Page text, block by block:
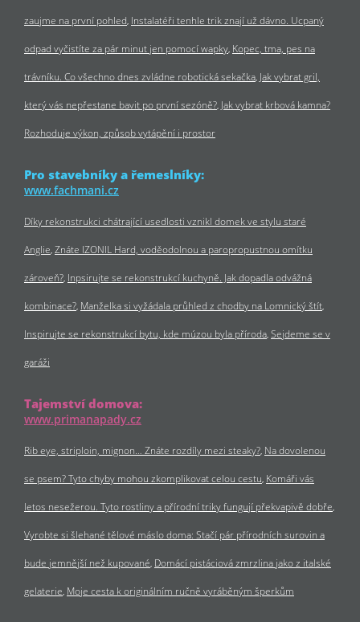
zaujme na první pohled Instalatéři tenhle trik znají už dávno. Ucpaný
odpad vyčistíte za pár minut jen pomocí wapky Kopec, tma, pes na
trávníku. Co všechno dnes zvládne robotická sekačka Jak vybrat gril,
který vás nepřestane bavit po první sezóně? Jak vybrat krbová kamna?
Rozhoduje výkon, způsob vytápění i prostor
Pro stavebníky a řemeslníky:
www.fachmani.cz
Díky rekonstrukci chátrající usedlosti vznikl domek ve stylu staré
Anglie Znáte IZONIL Hard, voděodolnou a paropropustnou omítku
zároveň? Inpsirujte se rekonstrukcí kuchyně. Jak dopadla odvážná
kombinace? Manželka si vyžádala průhled z chodby na Lomnický štít
Inspirujte se rekonstrukcí bytu, kde múzou byla příroda Sejdeme se v
garáži
Tajemství domova:
www.primanapady.cz
Rib eye, striploin, mignon… Znáte rozdíly mezi steaky? Na dovolenou
se psem? Tyto chyby mohou zkomplikovat celou cestu Komáři vás
letos nesežerou. Tyto rostliny a přírodní triky fungují překvapivě dobře
Vyrobte si šlehané tělové máslo doma: Stačí pár přírodních surovin a
bude jemnější než kupované Domácí pistáciová zmrzlina jako z italské
gelaterie Moje cesta k originálním ručně vyráběným šperkům